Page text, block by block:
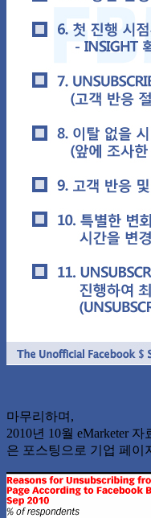
마무리하며,
2010년 10월 eMarketer
은 포스팅으로 기업 페이